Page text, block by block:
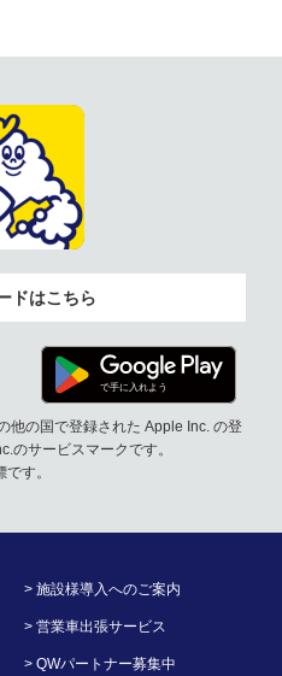
ドはこちら
他の国で登録された Apple Inc. の登
のサービスマークです。
す。
> 施設様導入へのご案内
> 営業車出張サービス
> QWパートナー募集中